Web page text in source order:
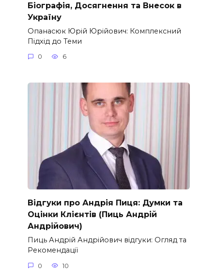
Біографія, Досягнення та Внесок в
Україну
Опанасюк Юрій Юрійович: Комплексний
Підхід до Теми
0 6
Відгуки про Андрія Пиця: Думки та
Оцінки Клієнтів (Пиць Андрій
Андрійович)
Пиць Андрій Андрійович відгуки: Огляд та
Рекомендації
0 10